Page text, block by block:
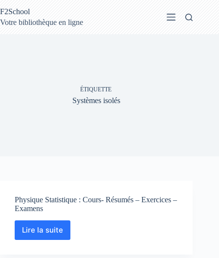
au
contenu
F2School
Votre bibliothèque en ligne
ÉTIQUETTE
Systèmes isolés
Physique Statistique : Cours- Résumés – Exercices –
Examens
Lire la suite
Physique